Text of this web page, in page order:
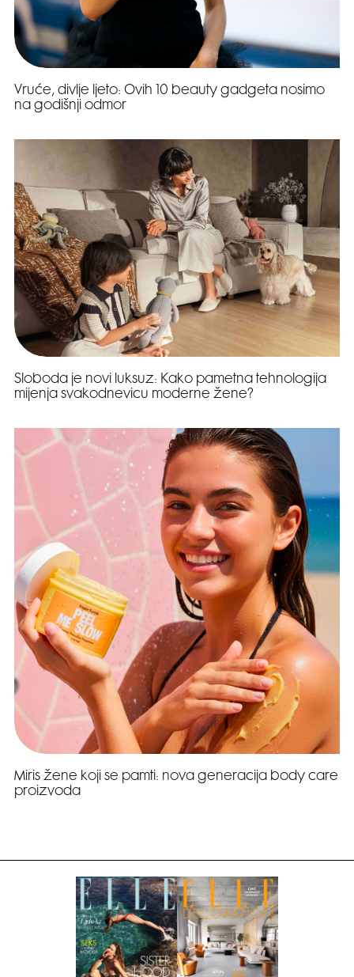
Vruće, divlje ljeto: Ovih 10 beauty gadgeta nosimo
na godišnji odmor
Sloboda je novi luksuz: Kako pametna tehnologija
mijenja svakodnevicu moderne žene?
Miris žene koji se pamti: nova generacija body care
proizvoda